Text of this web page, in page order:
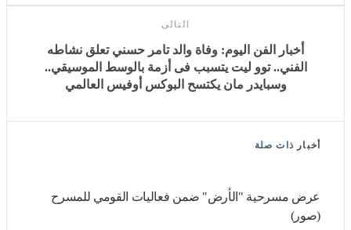
أخبار الفن اليوم: وفاة والد تامر حسني تعلق نشاطه الفني..
توو ليت يتسبب فى أزمة بالوسط الموسيقي.. وسبايدر مان
يكتسح البوكس أوفيس العالمي
ذات صلة
عرض مسرحية "الأرض" ضمن فعاليات القومي للمسرح (صور)